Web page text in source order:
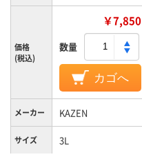
価格
(税込)
￥7,850
数量
カゴへ
メーカー KAZEN
サイズ 3L